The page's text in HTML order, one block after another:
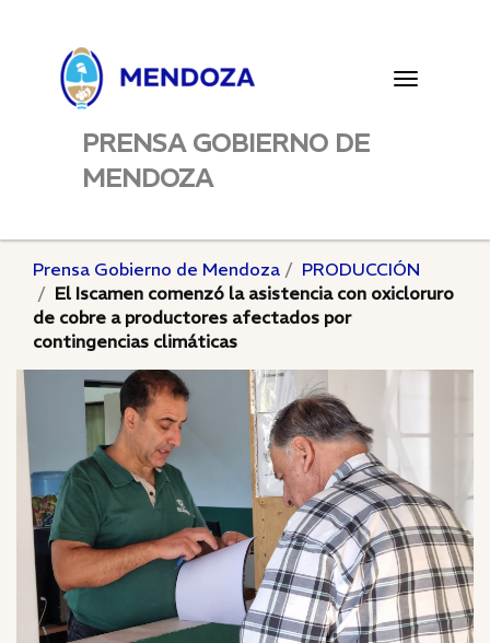
Toggle
PRENSA GOBIERNO DE
MENDOZA
Prensa Gobierno de Mendoza
PRODUCCIÓN
El Iscamen comenzó la asistencia con oxicloruro
de cobre a productores afectados por
contingencias climáticas